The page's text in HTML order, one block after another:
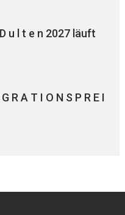
u l t e n 2027 läuft
R A T I O N S P R E I